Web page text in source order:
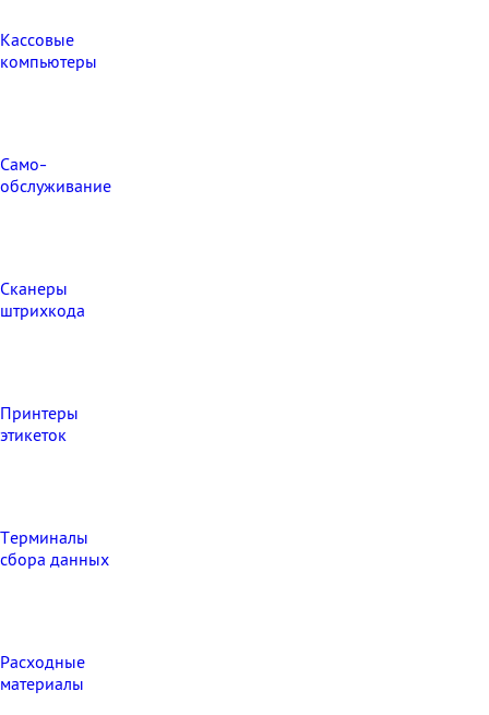
Кассовые
компьютеры
Само-
обслуживание
Сканеры
штрихкода
Принтеры
этикеток
Терминалы
сбора данных
Расходные
материалы